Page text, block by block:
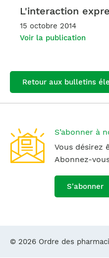
L'interaction
15 octobre 2014
Voir la publication
Retour aux bulletins
S’abonner à
Vous désirez
Abonnez-
S'abonner
© 2026 Ordre des